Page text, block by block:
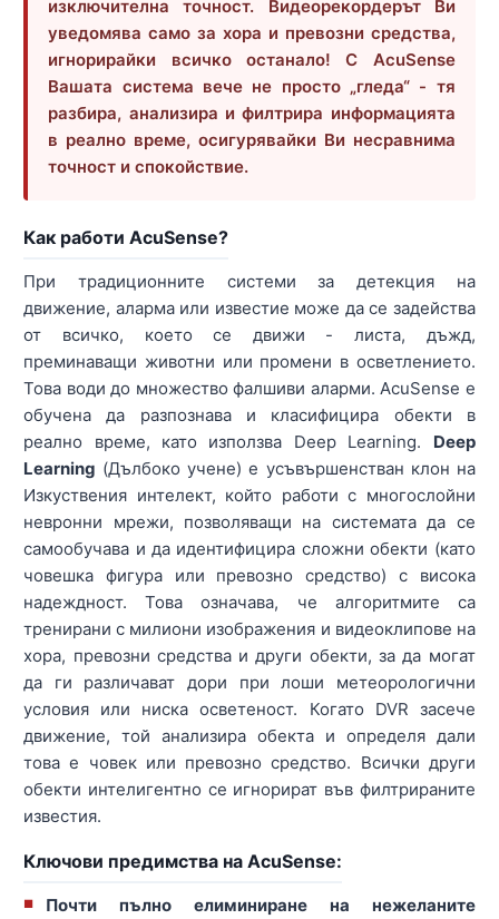
изключителна точност. Видеорекордерът Ви
уведомява само за хора и превозни средства,
игнорирайки всичко останало! С AcuSense
Вашата система вече не просто „гледа“ - тя
разбира, анализира и филтрира информацията
в реално време, осигурявайки Ви несравнима
точност и спокойствие.
Как работи AcuSense?
При традиционните системи за детекция на
движение, аларма или известие може да се задейства
от всичко, което се движи - листа, дъжд,
преминаващи животни или промени в осветлението.
Това води до множество фалшиви аларми. AcuSense е
обучена да разпознава и класифицира обекти в
реално време, като използва Deep Learning. Deep
Learning (Дълбоко учене) е усъвършенстван клон на
Изкуствения интелект, който работи с многослойни
невронни мрежи, позволяващи на системата да се
самообучава и да идентифицира сложни обекти (като
човешка фигура или превозно средство) с висока
надеждност. Това означава, че алгоритмите са
тренирани с милиони изображения и видеоклипове на
хора, превозни средства и други обекти, за да могат
да ги различават дори при лоши метеорологични
условия или ниска осветеност. Когато DVR засече
движение, той анализира обекта и определя дали
това е човек или превозно средство. Всички други
обекти интелигентно се игнорират във филтрираните
известия.
Ключови предимства на AcuSense:
Почти пълно елиминиране на нежеланите